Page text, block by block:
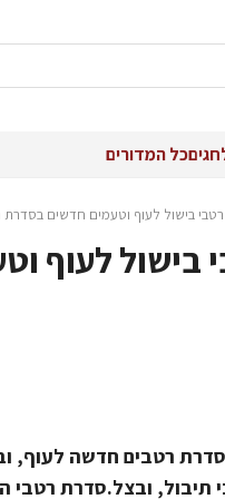
כל המדורים
בישול לעוף וטעמים חדשים בסדרת
לעוף
סדרת רטבים חדשה
תיבול, ובצל.סדרת רטבי